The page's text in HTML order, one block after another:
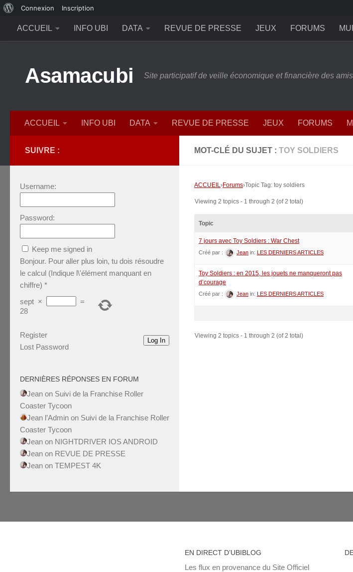
propos
de
Connexion Inscription
ACCUEIL
INFO UBI DATA REVUE DE PRESSE JEUX FORUMS
Asamacubi Site participatif de veille économique et financière des
ACCUEIL INFO UBI DATA REVUE DE PRESSE JEUX FORUMS
MOT-CLÉ DU SUJET : TOY SOLDIERS
ACCUEIL›Forums›Topic Tag: toy soldiers
Viewing 2 topics - 1 through 2 (of 2 total)
Topic
7 jours avec Toy Soldiers : War Chest
Créé par : Jean in: LES DERNIERS ARTICLES
Toy Soldiers : en 2015, les jouets ne manqueront pas
d’courage
Créé par : Jean in: LES DERNIERS ARTICLES
Viewing 2 topics - 1 through 2 (of 2 total)
SUIVRE :
Username:
Password:
Keep me signed in
Bonjour. Pour aller plus loin, tu dois résoudre
le calcul (Indique l\'élément manquant en
chiffre) *
sept ×
=
28
Log In
Register
Lost Password
DERNIÈRES RÉPONSES EN FORUM
Jean on Suivi de la Franchise Roller
Coaster Tycoon
Jean l’Admin on Suivi de la Franchise Roller
Coaster Tycoon
Jean on NIGHTDRIVER IOS ANDROID
Jean on REVUE DE PRESSE
Jean on TEMPEST 4K
EN DIRECT D’UBIBLOG
Les flux en provenance du Site Officiel